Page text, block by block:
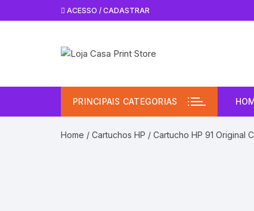
para
ACESSO / CADASTRAR
PRINCIPAIS CATEGORIAS
Home / Cartuchos HP / Cartucho HP 91 Original